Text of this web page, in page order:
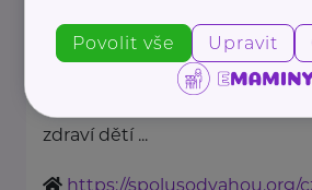
Nadační fond Spolu s odvahou
je nezisková organizace, jejímž
zdraví dětí ...
https://spolusodvahou.org/
Povolit vše Upravit